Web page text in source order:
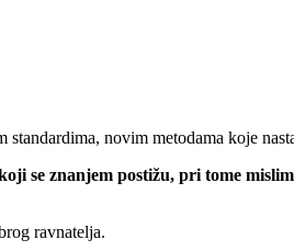
novim metodama koje
se znanjem postižu, pri tome mislim
ravnatelja.